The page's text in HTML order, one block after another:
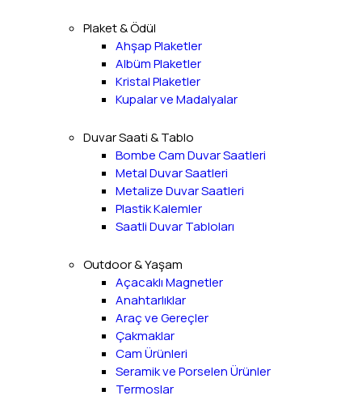
Plaket & Ödül
Ahşap Plaketler
Albüm Plaketler
Kristal Plaketler
Kupalar ve Madalyalar
Duvar Saati & Tablo
Bombe Cam Duvar Saatleri
Metal Duvar Saatleri
Metalize Duvar Saatleri
Plastik Kalemler
Saatli Duvar Tabloları
Outdoor & Yaşam
Açacaklı Magnetler
Anahtarlıklar
Araç ve Gereçler
Çakmaklar
Cam Ürünleri
Seramik ve Porselen Ürünler
Termoslar